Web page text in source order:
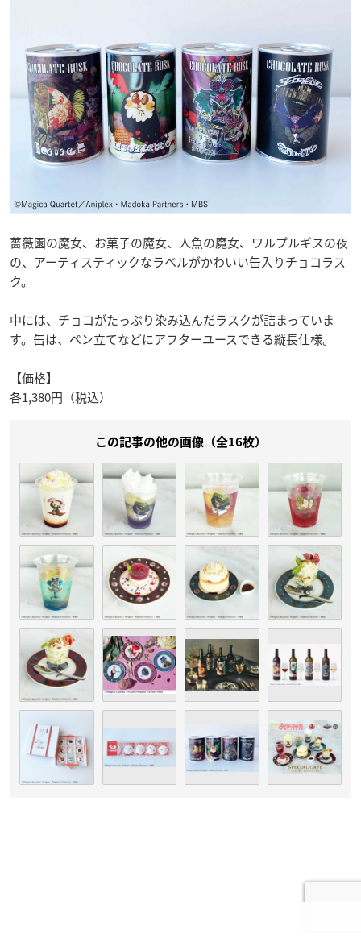
薔薇園の魔女、お菓子の魔女、人魚の魔女、ワルプルギスの夜
の、アーティスティックなラベルがかわいい缶入りチョコラス
ク。
中には、チョコがたっぷり染み込んだラスクが詰まっていま
す。缶は、ペン立てなどにアフターユースできる縦長仕様。
【価格】
各1,380円（税込）
この記事の他の画像（全16枚）